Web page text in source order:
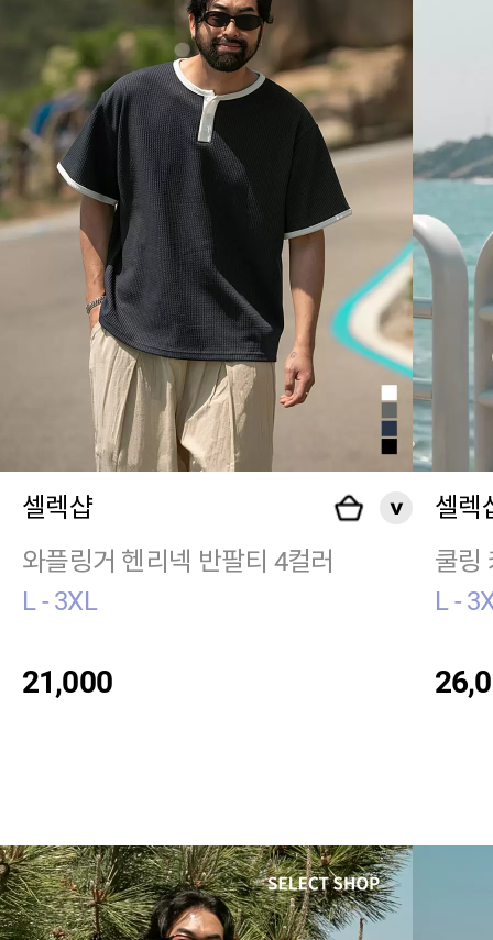
셀렉샵
와플링거 헨리넥 반팔티 4컬러
L - 3XL
21,000
셀렉
쿨링
L -